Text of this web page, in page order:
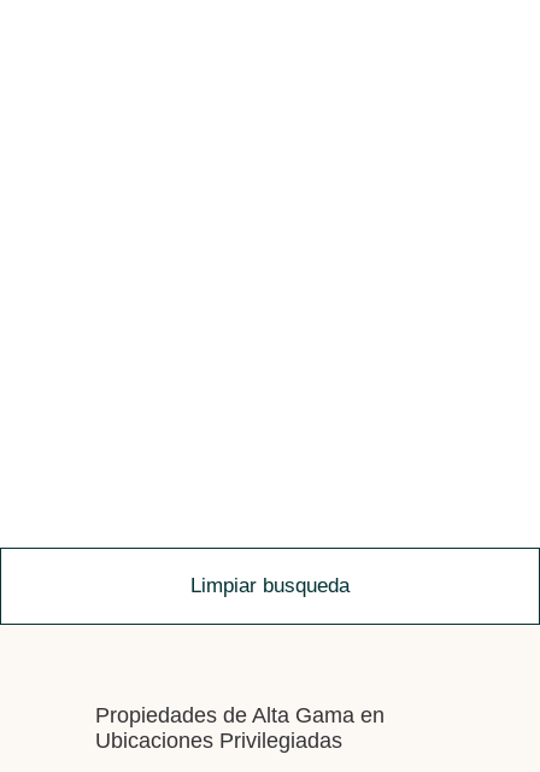
Limpiar busqueda
Propiedades de Alta Gama en
Ubicaciones Privilegiadas